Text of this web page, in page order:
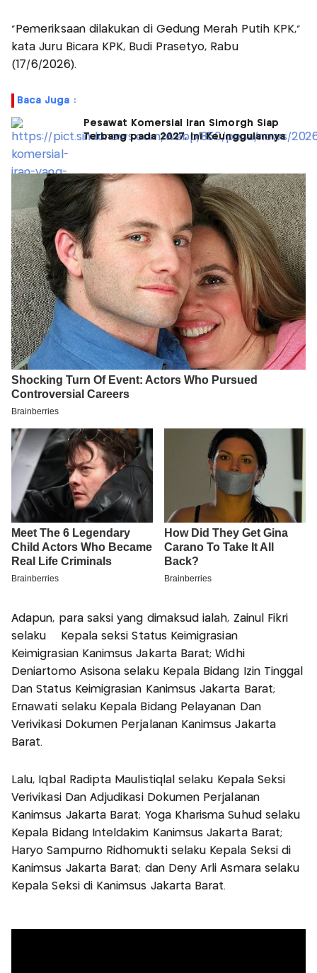
"Pemeriksaan dilakukan di Gedung Merah Putih KPK,"
kata Juru Bicara KPK, Budi Prasetyo, Rabu
(17/6/2026).
Baca Juga :
Pesawat Komersial Iran Simorgh Siap
Terbang pada 2027, Ini Keunggulannya
Adapun, para saksi yang dimaksud ialah, Zainul Fikri
selaku Kepala seksi Status Keimigrasian
Keimigrasian Kanimsus Jakarta Barat; Widhi
Deniartomo Asisona selaku Kepala Bidang Izin Tinggal
Dan Status Keimigrasian Kanimsus Jakarta Barat;
Ernawati selaku Kepala Bidang Pelayanan Dan
Verivikasi Dokumen Perjalanan Kanimsus Jakarta
Barat.
Lalu, Iqbal Radipta Maulistiqlal selaku Kepala Seksi
Verivikasi Dan Adjudikasi Dokumen Perjalanan
Kanimsus Jakarta Barat; Yoga Kharisma Suhud selaku
Kepala Bidang Inteldakim Kanimsus Jakarta Barat;
Haryo Sampurno Ridhomukti selaku Kepala Seksi di
Kanimsus Jakarta Barat; dan Deny Arli Asmara selaku
Kepala Seksi di Kanimsus Jakarta Barat.